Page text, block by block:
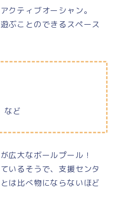
クティブオーシャン。
ぶことのできるスペース
など
広大なボールプール！
いるそうで、支援センタ
は比べ物にならないほど